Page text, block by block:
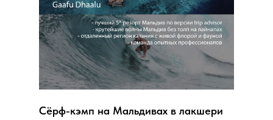
Сёрф-кэмп на Мальдивах в лакшери